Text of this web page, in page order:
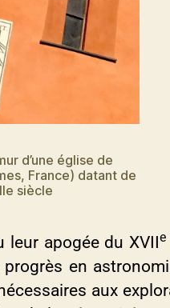
d’une église de
France) datant de
siècle
leur apogée du XVIIe
en
aux